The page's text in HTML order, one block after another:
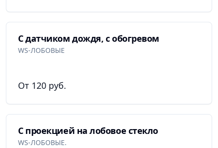
С датчиком дождя, с обогревом
WS-ЛОБОВЫЕ
От 120 руб.
С проекцией на лобовое стекло
WS-ЛОБОВЫЕ.